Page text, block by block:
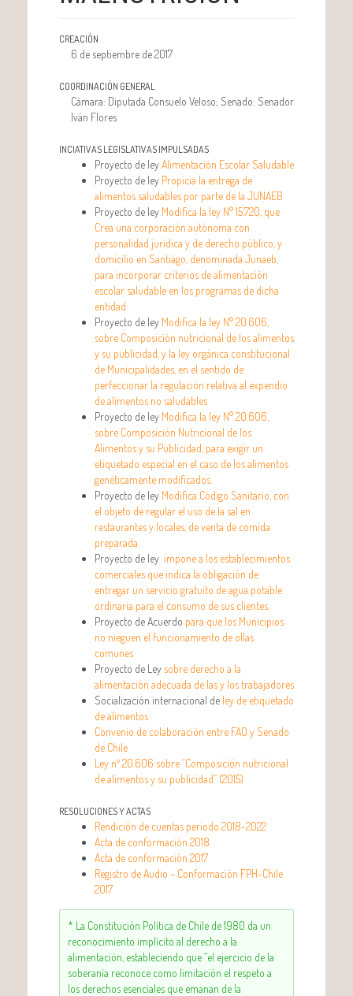
CREACIÓN
6 de septiembre de 2017
COORDINACIÓN GENERAL
Cámara: Diputada Consuelo Veloso; Senado: Senador
Iván Flores
INCIATIVAS LEGISLATIVAS IMPULSADAS
Proyecto de leyAlimentación Escolar Saludable
Proyecto de ley Propicia la entrega de
alimentos saludables por parte de la JUNAEB
Proyecto de ley Modifica la ley N° 15.720, que
Crea una corporación autónoma con
personalidad jurídica y de derecho público, y
domicilio en Santiago, denominada Junaeb,
para incorporar criterios de alimentación
escolar saludable en los programas de dicha
entidad
Proyecto de ley Modifica la ley N° 20.606,
sobre Composición nutricional de los alimentos
y su publicidad, y la ley orgánica constitucional
de Municipalidades, en el sentido de
perfeccionar la regulación relativa al expendio
de alimentos no saludables
Proyecto de ley Modifica la ley N° 20.606,
sobre Composición Nutricional de los
Alimentos y su Publicidad, para exigir un
etiquetado especial en el caso de los alimentos
genéticamente modificados.
Proyecto de ley Modifica Código Sanitario, con
el objeto de regular el uso de la sal en
restaurantes y locales, de venta de comida
preparada.
Proyecto de ley impone a los establecimientos
comerciales que indica la obligación de
entregar un servicio gratuito de agua potable
ordinaria para el consumo de sus clientes.
Proyecto de Acuerdo para que los Municipios
no nieguen el funcionamiento de ollas
comunes
Proyecto de Ley sobre derecho a la
alimentación adecuada de las y los trabajadores
Socialización internacional de ley de etiquetado
de alimentos
Convenio de colaboración entre FAO y Senado
de Chile
Ley nº 20.606 sobre “Composición nutricional
de alimentos y su publicidad” (2015)
RESOLUCIONES Y ACTAS
Rendición de cuentas periodo 2018-2022
Acta de conformación 2018
Acta de conformación 2017
Registro de Audio – Conformación FPH-Chile
2017
* La Constitución Política de Chile de 1980 da un
reconocimiento implícito al derecho a la
alimentación, estableciendo que “el ejercicio de la
soberanía reconoce como limitación el respeto a
los derechos esenciales que emanan de la